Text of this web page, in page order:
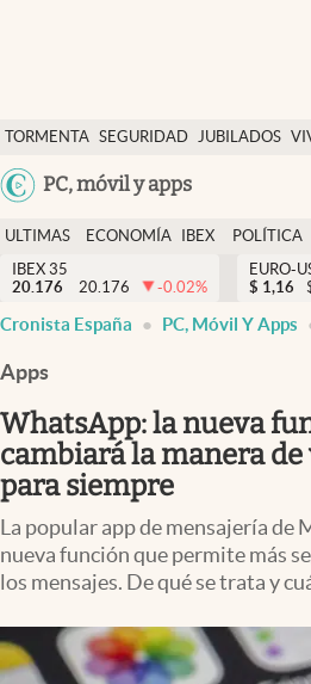
TORMENTA SEGURIDAD JUBILADOS
PC, móvil y apps
Economía y finanzas
Política
Actualidad
Criptomonedas
España
ULTIMAS
NOTICIAS
ECONOMÍA
FINANZAS
IBEX
EURO
POLÍTICA
IBEX 35
20.176
20.176 -0.02%
EURO-
$ 1,16
Cronista España PC, Móvil Y Apps
Apps
WhatsApp: la nueva
cambiará la manera
para siempre
La popular app de mensajería de
nueva función que permite más
los mensajes. De qué se trata y